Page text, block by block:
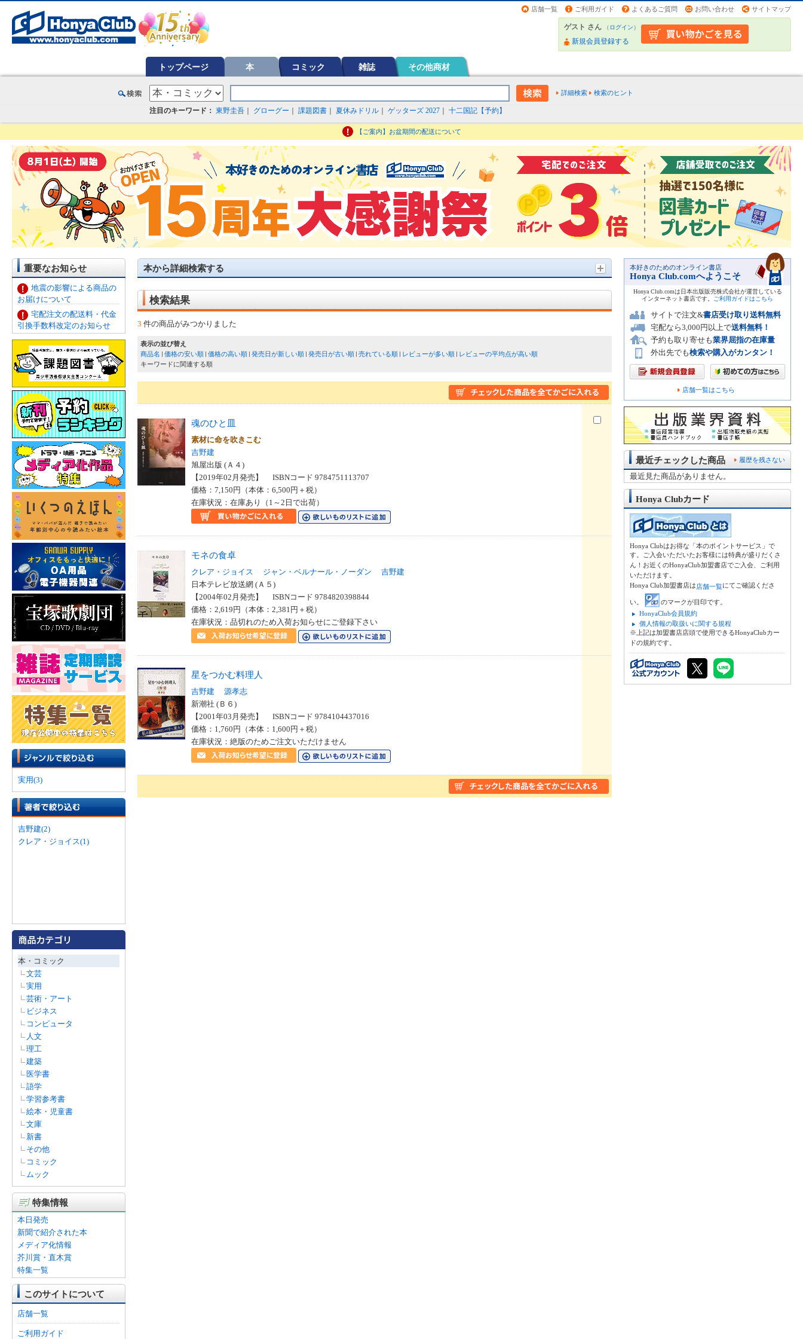
店舗一覧 ご利用ガイド よくあるご質問 お問い合わせ サイトマップ
ゲスト さん （ログイン）
新規会員登録する
トップページ 本 コミック 雑誌 その他商材
詳細検索 検索のヒント
注目のキーワード： 東野圭吾 グローグー 課題図書 夏休みドリル ゲッターズ 2027 十二国記【予約】
【ご案内】お盆期間の配送について
重要なお知らせ
地震の影響による商品の
お届けについて
宅配注文の配送料・代金
引換手数料改定のお知らせ
実用(3)
吉野建(2)
クレア・ジョイス(1)
本・コミック
文芸
実用
芸術・アート
ビジネス
コンピュータ
人文
理工
建築
医学書
語学
学習参考書
絵本・児童書
文庫
新書
その他
コミック
ムック
特集情報
本日発売
新聞で紹介された本
メディア化情報
芥川賞・直木賞
特集一覧
このサイトについて
店舗一覧
ご利用ガイド
本から詳細検索する
検索結果
3 件の商品がみつかりました
表示の並び替え
商品名
価格の安い順 価格の高い順 発売日が新しい順 発売日が古い順 売れている順 レビューが多い順
レビューの平均点が高い順
キーワードに関連する順
魂のひと皿
素材に命を吹きこむ
吉野建
旭屋出版 (Ａ４)
【2019年02月発売】 ISBNコード 9784751113707
価格：7,150円（本体：6,500円＋税）
在庫状況：在庫あり（1～2日で出荷）
モネの食卓
クレア・ジョイス ジャン・ベルナール・ノーダン
吉野建
日本テレビ放送網 (Ａ５)
【2004年02月発売】 ISBNコード 9784820398844
価格：2,619円（本体：2,381円＋税）
在庫状況：品切れのため入荷お知らせにご登録下さい
星をつかむ料理人
吉野建
源孝志
新潮社 (Ｂ６)
【2001年03月発売】 ISBNコード 9784104437016
価格：1,760円（本体：1,600円＋税）
在庫状況：絶版のためご注文いただけません
本好きのためのオンライン書店
Honya Club.comへようこそ
Honya Club.comは日本出版販売株式会社が運営している
インターネット書店です。
ご利用ガイドはこちら
サイトで注文&書店受け取り送料無料
宅配なら3,000円以上で送料無料！
予約も取り寄せも業界屈指の在庫量
外出先でも検索や購入がカンタン！
店舗一覧はこちら
履歴を残さない
最近チェックした商品
最近見た商品がありません。
Honya Clubカード
Honya Clubはお得な「本のポイントサービス」で
す。ご入会いただいたお客様には特典が盛りだくさ
ん！お近くのHonyaClub加盟書店でご入会、ご利用
いただけます。
Honya Club加盟書店は店舗一覧にてご確認くださ
い。
のマークが目印です。
HonyaClub会員規約
個人情報の取扱いに関する規程
※上記は加盟書店店頭で使用できるHonyaClubカー
ドの規約です。